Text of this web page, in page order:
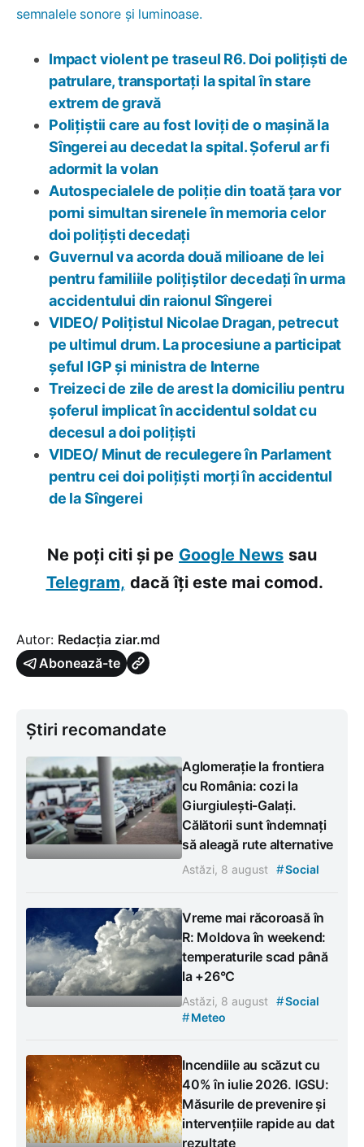
semnalele sonore și luminoase.
Impact violent pe traseul R6. Doi polițiști de
patrulare, transportați la spital în stare
extrem de gravă
Polițiștii care au fost loviți de o mașină la
Sîngerei au decedat la spital. Șoferul ar fi
adormit la volan
Autospecialele de poliție din toată țara vor
porni simultan sirenele în memoria celor
doi polițiști decedați
Guvernul va acorda două milioane de lei
pentru familiile polițiștilor decedați în urma
accidentului din raionul Sîngerei
VIDEO/ Polițistul Nicolae Dragan, petrecut
pe ultimul drum. La procesiune a participat
șeful IGP și ministra de Interne
Treizeci de zile de arest la domiciliu pentru
șoferul implicat în accidentul soldat cu
decesul a doi polițiști
VIDEO/ Minut de reculegere în Parlament
pentru cei doi polițiști morți în accidentul
de la Sîngerei
Ne poți citi și pe Google News sau
Telegram, dacă îți este mai comod.
Autor: Redacția ziar.md
Abonează-te
Știri recomandate
Aglomerație la frontiera
cu România: cozi la
Giurgiulești-Galați.
Călătorii sunt îndemnați
să aleagă rute alternative
Astăzi, 8 august #Social
Vreme mai răcoroasă în
R: Moldova în weekend:
temperaturile scad până
la +26°C
Astăzi, 8 august #Social
#Meteo
Incendiile au scăzut cu
40% în iulie 2026. IGSU:
Măsurile de prevenire și
intervențiile rapide au dat
rezultate